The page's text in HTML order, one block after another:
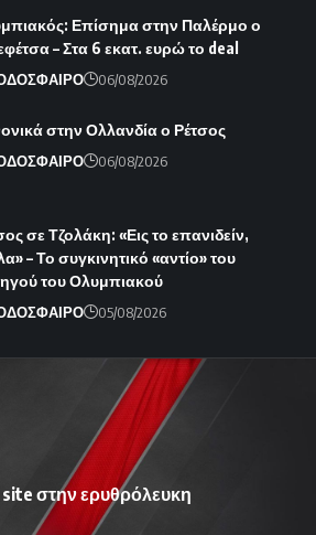
Επίσημα στην Παλέρμο ο
– Στα 6 εκατ. ευρώ το deal
06/08/2026
στην Ολλανδία ο Ρέτσος
06/08/2026
σε Τζολάκη: «Εις το επανιδείν,
– Το συγκινητικό «αντίο» του
του Ολυμπιακού
05/08/2026
στην ερυθρόλευκη